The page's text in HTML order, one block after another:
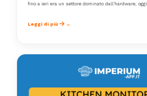
fino a ieri era un settore dominato dall’hardware,
Leggi di più